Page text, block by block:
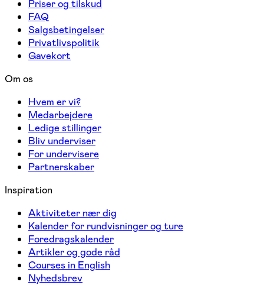
Priser og tilskud
FAQ
Salgsbetingelser
Privatlivspolitik
Gavekort
Om os
Hvem er vi?
Medarbejdere
Ledige stillinger
Bliv underviser
For undervisere
Partnerskaber
Inspiration
Aktiviteter nær dig
Kalender for rundvisninger og ture
Foredragskalender
Artikler og gode råd
Courses in English
Nyhedsbrev